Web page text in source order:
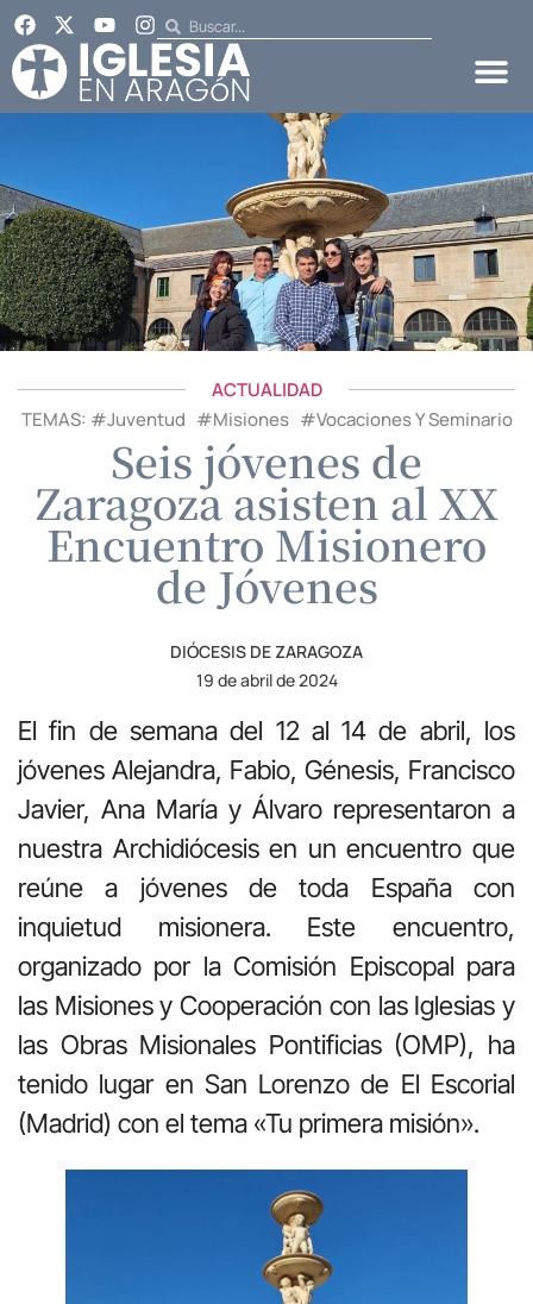
ACTUALIDAD
TEMAS: #Juventud #Misiones#Vocaciones Y Seminario
Seis jóvenes de
Zaragoza asisten al XX
Encuentro Misionero
de Jóvenes
DIÓCESIS DE ZARAGOZA
19 de abril de 2024
El fin de semana del 12 al 14 de abril, los
jóvenes Alejandra, Fabio, Génesis, Francisco
Javier, Ana María y Álvaro representaron a
nuestra Archidiócesis en un encuentro que
reúne a jóvenes de toda España con
inquietud misionera. Este encuentro,
organizado por la Comisión Episcopal para
las Misiones y Cooperación con las Iglesias y
las Obras Misionales Pontificias (OMP), ha
tenido lugar en San Lorenzo de El Escorial
(Madrid) con el tema «Tu primera misión».